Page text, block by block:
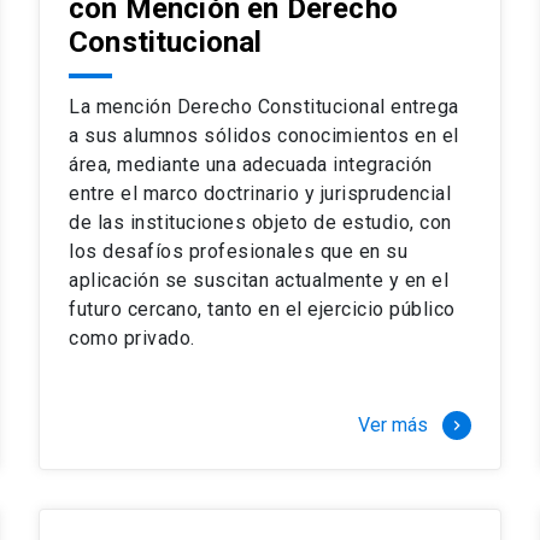
del programa hasta 8 semestres. Los alumnos que
principalmente a extranjeros, que permite concentrar
expectativas profesionales, eligiendo entre una variedad de
de graduación de diciembre a marzo.
complejo y sofisticado ejercicio profesional. La
de nuestros alumnos, tanto nacionales como
especialmente orientado a las necesidades de la
lectivos, seminarios de casos y actualización de
en los problemas legales más complejos.
perfeccionamiento en los conocimientos del área, tanto
compleja de los problemas que enfrenta nuestra
académico como en lo profesional, haciéndote
con Mención en Derecho
Constitucional
La mención Derecho Constitucional entrega
a sus alumnos sólidos conocimientos en el
área, mediante una adecuada integración
entre el marco doctrinario y jurisprudencial
de las instituciones objeto de estudio, con
los desafíos profesionales que en su
aplicación se suscitan actualmente y en el
futuro cercano, tanto en el ejercicio público
como privado.
Ver más keyboard_arrow_right